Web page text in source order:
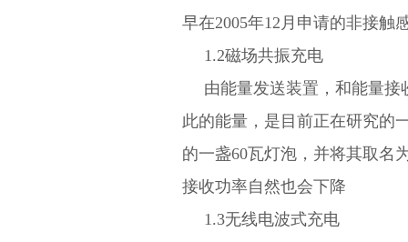
早在2005年12月申请的非接触
1.2磁场共振充电
由能量发送装置，和能量
此的能量，是目前正在研究的
的一盏60瓦灯泡，并将其取名
接收功率自然也会下降
1.3无线电波式充电